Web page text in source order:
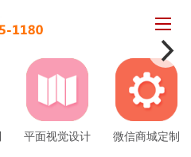
平面视觉设计 微信商城定制